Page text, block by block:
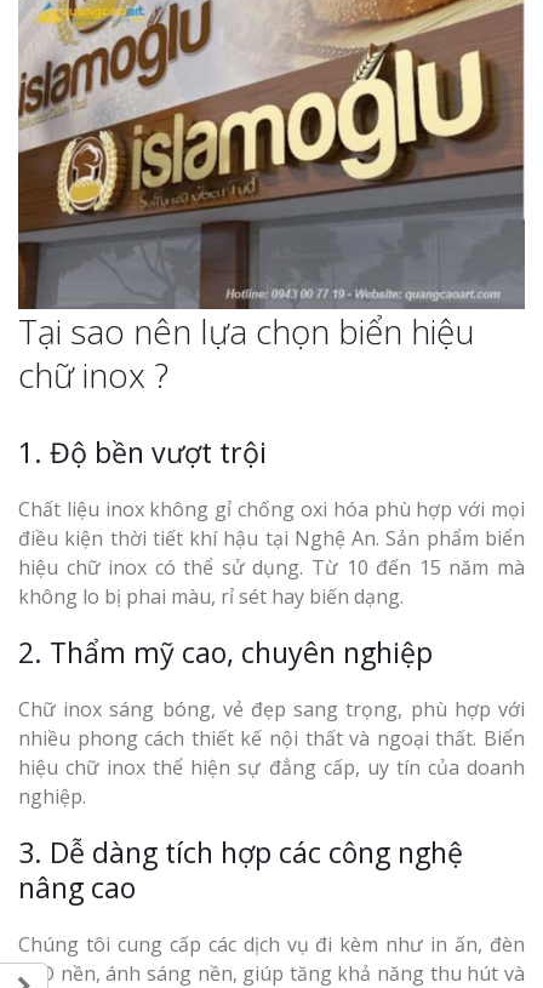
Tại sao nên lựa chọn biển hiệu
chữ inox ?
1. Độ bền vượt trội
Chất liệu inox không gỉ chống oxi hóa phù hợp với mọi
điều kiện thời tiết khí hậu tại Nghệ An. Sản phẩm biển
hiệu chữ inox có thể sử dụng. Từ 10 đến 15 năm mà
không lo bị phai màu, rỉ sét hay biến dạng.
2. Thẩm mỹ cao, chuyên nghiệp
Chữ inox sáng bóng, vẻ đẹp sang trọng, phù hợp với
nhiều phong cách thiết kế nội thất và ngoại thất. Biển
hiệu chữ inox thể hiện sự đẳng cấp, uy tín của doanh
nghiệp.
3. Dễ dàng tích hợp các công nghệ
nâng cao
Chúng tôi cung cấp các dịch vụ đi kèm như in ấn, đèn
LED nền, ánh sáng nền, giúp tăng khả năng thu hút và